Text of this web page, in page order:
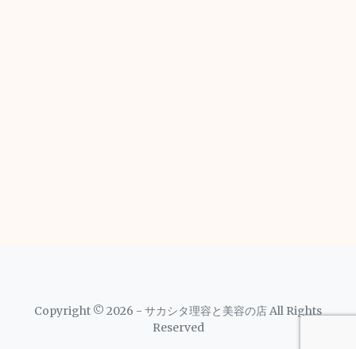
Copyright © 2026 - サカシタ理容と美容の店 All Rights
Reserved